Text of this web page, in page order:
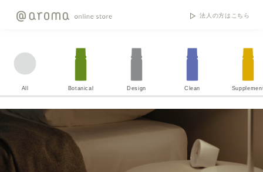
法人の方はこちら
All Botanical Design Clean